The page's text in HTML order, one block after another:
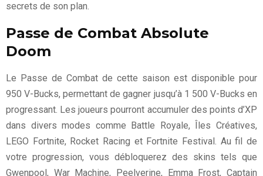
secrets de son plan.
Passe de Combat Absolute
Doom
Le Passe de Combat de cette saison est disponible pour
950 V-Bucks, permettant de gagner jusqu’à 1 500 V-Bucks en
progressant. Les joueurs pourront accumuler des points d’XP
dans divers modes comme Battle Royale, Îles Créatives,
LEGO Fortnite, Rocket Racing et Fortnite Festival. Au fil de
votre progression, vous débloquerez des skins tels que
Gwenpool, War Machine, Peelverine, Emma Frost, Captain